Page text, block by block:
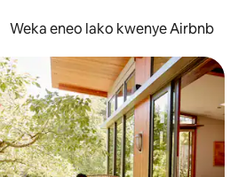
Weka eneo lako kwenye Airbnb